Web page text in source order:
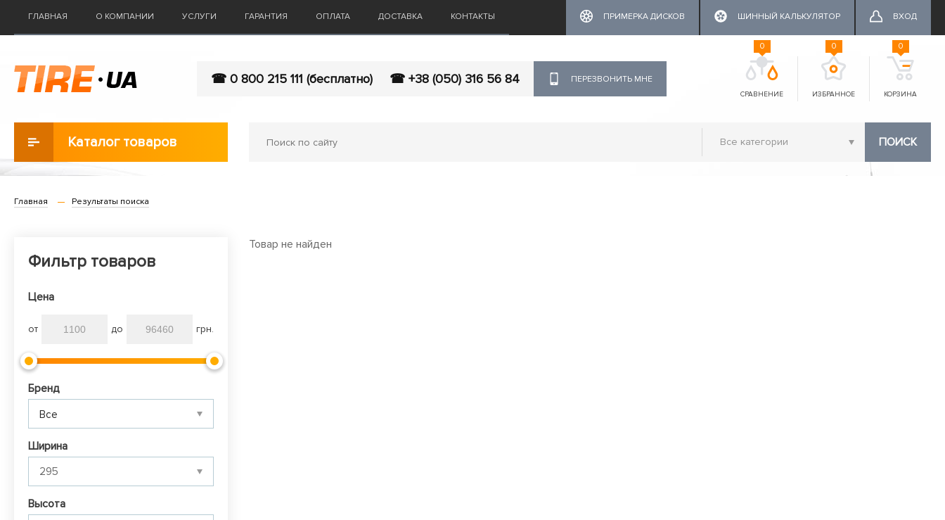
ГЛАВНАЯ О КОМПАНИИ УСЛУГИ ГАРАНТИЯ ОПЛАТА ДОСТАВКА КОНТАКТЫ ПРИМЕРКА ДИСКОВ ШИННЫЙ КАЛЬКУЛЯТОР ВХОД
☎ 0 800 215 111 (бесплатно) ☎ +38 (050) 316 56 84 ПЕРЕЗВОНИТЬ МНЕ
СРАВНЕНИЕ
0
ИЗБРАННОЕ
0
КОРЗИНА
0
Каталог товаров ПОИСК
Главная Результаты поиска
Фильтр товаров
Цена
от до грн.
Бренд
Все
Ширина
Высота
Товар не найден